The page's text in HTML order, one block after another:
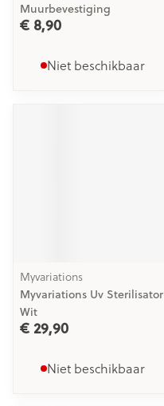
Muurbevestiging
€ 8,90
Niet beschikbaar
Myvariations
Myvariations Uv Sterilisator
Wit
€ 29,90
Niet beschikbaar